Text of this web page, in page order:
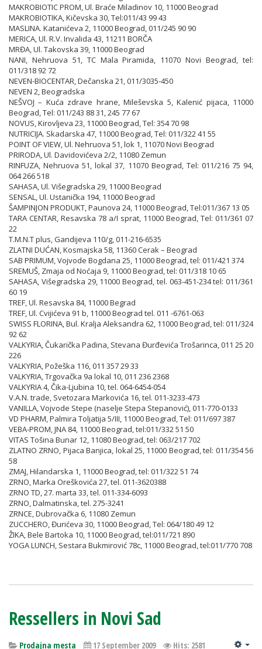
MAKROBIOTIC PROM, Ul. Braće Miladinov 10, 11000 Beograd
MAKROBIOTIKA, Kičevska 30, Tel:011/43 99 43
MASLINA. Katanićeva 2, 11000 Beograd, 011/245 90 90
MERICA, Ul. R.V. Invalida 43, 11211 BORČA
MRĐA, Ul. Takovska 39, 11000 Beograd
NANI, Nehruova 51, TC Mala Piramida, 11070 Novi Beograd, tel:
011/318 92 72
NEVEN-BIOCENTAR, Dečanska 21, 011/3035-450
NEVEN 2, Beogradska
NEŠVOJ – Kuća zdrave hrane, Mileševska 5, Kalenić pijaca, 11000
Beograd, Tel: 011/243 88 31, 245 77 67
NOVUS, Kirovljeva 23, 11000 Beograd, Tel: 354 70 98
NUTRICIJA. Skadarska 47, 11000 Beograd, Tel: 011/322 41 55
POINT OF VIEW, Ul. Nehruova 51, lok 1, 11070 Novi Beograd
PRIRODA, Ul. Davidovićeva 2/2, 11080 Zemun
RINFUZA, Nehruova 51, lokal 37, 11070 Beograd, Tel: 011/216 75 94,
064 266 518
SAHASA, Ul. Višegradska 29, 11000 Beograd
SENSAL, Ul. Ustanička 194, 11000 Beograd
ŠAMPINJON PRODUKT, Paunova 24, 11000 Beograd, Tel:011/367 13 05
TARA CENTAR, Resavska 78 a/I sprat, 11000 Beograd, Tel: 011/361 07
22
T.M.N.T plus, Gandijeva 110/g, 011-216-6535
ZLATNI DUĆAN, Kosmajska 58, 11360 Cerak – Beograd
SAB PRIMUM, Vojvode Bogdana 25, 11000 Beograd, tel: 011/421 374
SREMUŠ, Zmaja od Noćaja 9, 11000 Beograd, tel: 011/318 10 65
SAHASA, Višegradska 29, 11000 Beograd, tel. 063-451-234 tel: 011/361
60 19
TREF, Ul. Resavska 84, 11000 Begrad
TREF, Ul. Cvijićeva 91 b, 11000 Beograd tel. 011 -6761-063
SWISS FLORINA, Bul. Kralja Aleksandra 62, 11000 Beograd, tel: 011/324
92 62
VALKYRIA, Čukarička Padina, Stevana Đurđevića Trošarinca, 011 25 20
226
VALKYRIA, Požeška 116, 011 357 29 33
VALKYRIA, Trgovačka 9a lokal 10, 011 236 2368
VALKYRIA 4, Čika-Ljubina 10, tel. 064-6454-054
V.A.N. trade, Svetozara Markovića 16, tel. 011-3233-473
VANILLA, Vojvode Stepe (naselje Stepa Stepanović), 011-770-0133
VD PHARM, Palmira Toljatija 5/III, 11000 Beograd, Tel: 011/697 387
VEBA-PROM, JNA 84, 11000 Beograd, tel:011/332 51 50
VITAS Tošina Bunar 12, 11080 Beograd, tel: 063/217 702
ZLATNO ZRNO, Pijaca Banjica, lokal 25, 11000 Beograd, tel: 011/354 56
58
ZMAJ, Hilandarska 1, 11000 Beograd, tel: 011/322 51 74
ZRNO, Marka Oreškovića 27, tel. 011-3620388
ZRNO TD, 27. marta 33, tel. 011-334-6093
ZRNO, Dalmatinska, tel. 275-3241
ZRNCE, Dubrovačka 6, 11080 Zemun
ZUCCHERO, Đurićeva 30, 11000 Beograd, Tel: 064/180 49 12
ŽIKA, Bele Bartoka 10, 11000 Beograd, tel:011/721 890
YOGA LUNCH, Sestara Bukmirović 78c, 11000 Beograd, tel:011/770 708
Ressellers in Novi Sad
Prodajna mesta 17 September 2009 Hits: 2581